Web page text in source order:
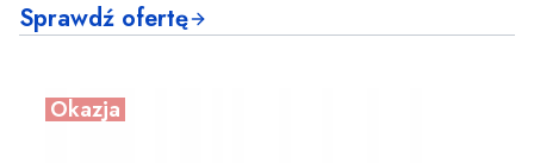
Sprawdź ofertę
Okazja